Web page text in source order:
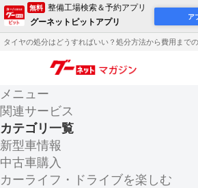
無料 整備工場検索＆予約アプリ
グーネットピットアプリ
ア
タイヤの処分はどうすればいい？処分方法から費用まで
メニュー
関連サービス
カテゴリ一覧
新型車情報
中古車購入
カーライフ・ドライブを楽しむ